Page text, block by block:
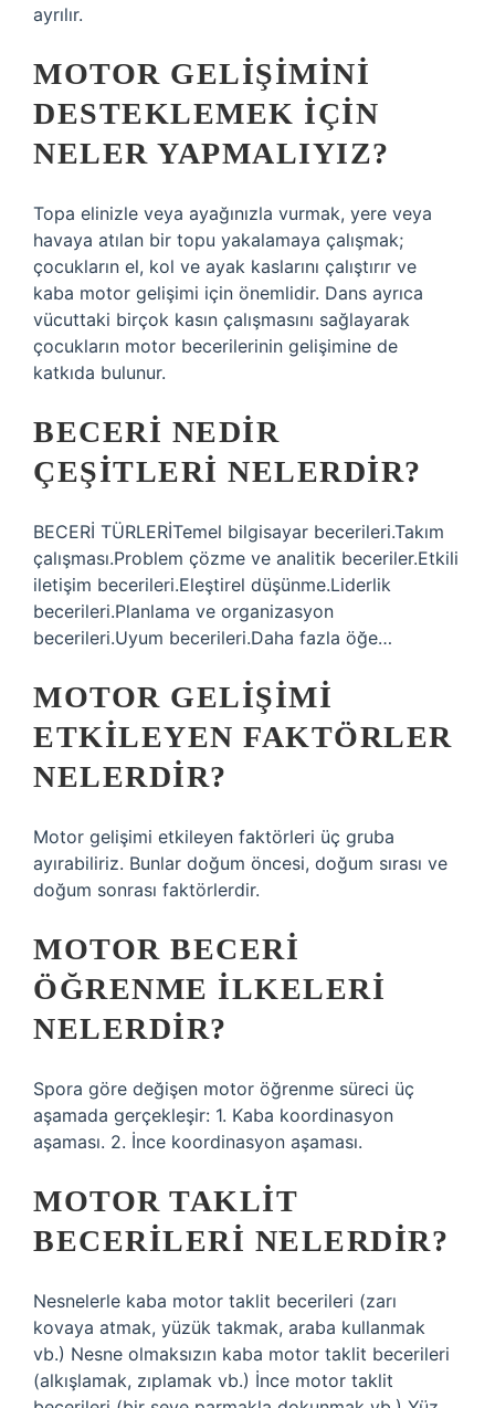
ayrılır.
MOTOR GELIŞIMINI
DESTEKLEMEK IÇIN
NELER YAPMALIYIZ?
Topa elinizle veya ayağınızla vurmak, yere veya
havaya atılan bir topu yakalamaya çalışmak;
çocukların el, kol ve ayak kaslarını çalıştırır ve
kaba motor gelişimi için önemlidir. Dans ayrıca
vücuttaki birçok kasın çalışmasını sağlayarak
çocukların motor becerilerinin gelişimine de
katkıda bulunur.
BECERI NEDIR
ÇEŞITLERI NELERDIR?
BECERİ TÜRLERİTemel bilgisayar becerileri.Takım
çalışması.Problem çözme ve analitik beceriler.Etkili
iletişim becerileri.Eleştirel düşünme.Liderlik
becerileri.Planlama ve organizasyon
becerileri.Uyum becerileri.Daha fazla öğe…
MOTOR GELIŞIMI
ETKILEYEN FAKTÖRLER
NELERDIR?
Motor gelişimi etkileyen faktörleri üç gruba
ayırabiliriz. Bunlar doğum öncesi, doğum sırası ve
doğum sonrası faktörlerdir.
MOTOR BECERI
ÖĞRENME ILKELERI
NELERDIR?
Spora göre değişen motor öğrenme süreci üç
aşamada gerçekleşir: 1. Kaba koordinasyon
aşaması. 2. İnce koordinasyon aşaması.
MOTOR TAKLIT
BECERILERI NELERDIR?
Nesnelerle kaba motor taklit becerileri (zarı
kovaya atmak, yüzük takmak, araba kullanmak
vb.) Nesne olmaksızın kaba motor taklit becerileri
(alkışlamak, zıplamak vb.) İnce motor taklit